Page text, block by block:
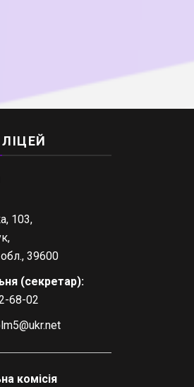
103,
39600
(секретар):
68-02
комісія